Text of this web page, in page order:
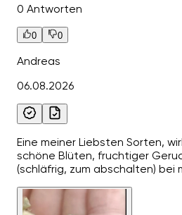
0 Antworten
0 0
Andreas
06.08.2026
Eine meiner Liebsten Sorten,
schöne Blüten, fruchtiger
(schläfrig, zum abschalten) bei